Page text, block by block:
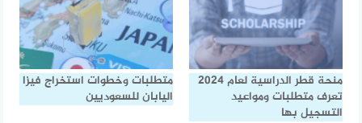
منحة قطر الدراسية لعام 2024
تعرف متطلبات ومواعيد
التسجيل بها
متطلبات وخطوات استخراج فيزا
اليابان للسعوديين